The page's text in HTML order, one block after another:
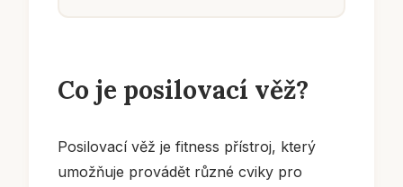
Co je posilovací věž?
Posilovací věž je fitness přístroj, který
umožňuje provádět různé cviky pro